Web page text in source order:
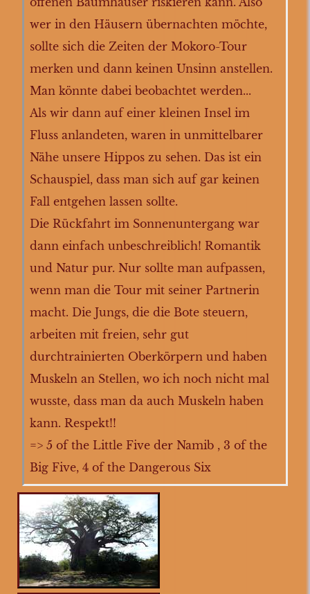
wer in den Häusern übernachten möchte,
sollte sich die Zeiten der Mokoro-Tour
merken und dann keinen Unsinn anstellen.
Man könnte dabei beobachtet werden...
Als wir dann auf einer kleinen Insel im
Fluss anlandeten, waren in unmittelbarer
Nähe unsere Hippos zu sehen. Das ist ein
Schauspiel, dass man sich auf gar keinen
Fall entgehen lassen sollte.
Die Rückfahrt im Sonnenuntergang war
dann einfach unbeschreiblich! Romantik
und Natur pur. Nur sollte man aufpassen,
wenn man die Tour mit seiner Partnerin
macht. Die Jungs, die die Bote steuern,
arbeiten mit freien, sehr gut
durchtrainierten Oberkörpern und haben
Muskeln an Stellen, wo ich noch nicht mal
wusste, dass man da auch Muskeln haben
kann. Respekt!!
=> 5 of the Little Five der Namib , 3 of the
Big Five, 4 of the Dangerous Six